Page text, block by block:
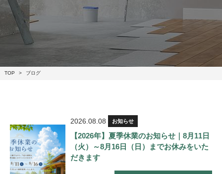
TOP ブログ
2026.08.08 お知らせ
【2026年】夏季休業のお知らせ｜8月11日
（火）～8月16日（日）までお休みをいた
だきます